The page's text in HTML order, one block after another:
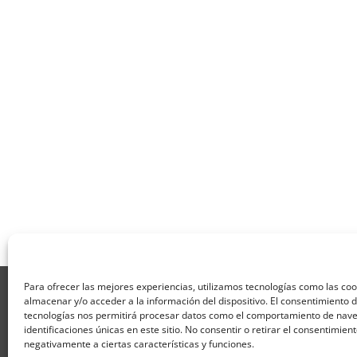
Para ofrecer las mejores experiencias, utilizamos tecnologías como las
almacenar y/o acceder a la información del dispositivo. El consentimiento
tecnologías nos permitirá procesar datos como el comportamiento de
identificaciones únicas en este sitio. No consentir o retirar el
negativamente a ciertas características y funciones.
Aviso Legal Política de Privacidad
Formulario de Datos necesarios para alta
Formulario de responsabilidad de APPCC
Encuesta
Contacto Centros